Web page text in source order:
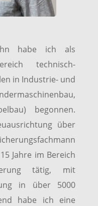
habe ich als
technisch-
in Industrie- und
begonnen.
über
Jahre im Bereich
tätig, mit
in über 5000
habe ich eine